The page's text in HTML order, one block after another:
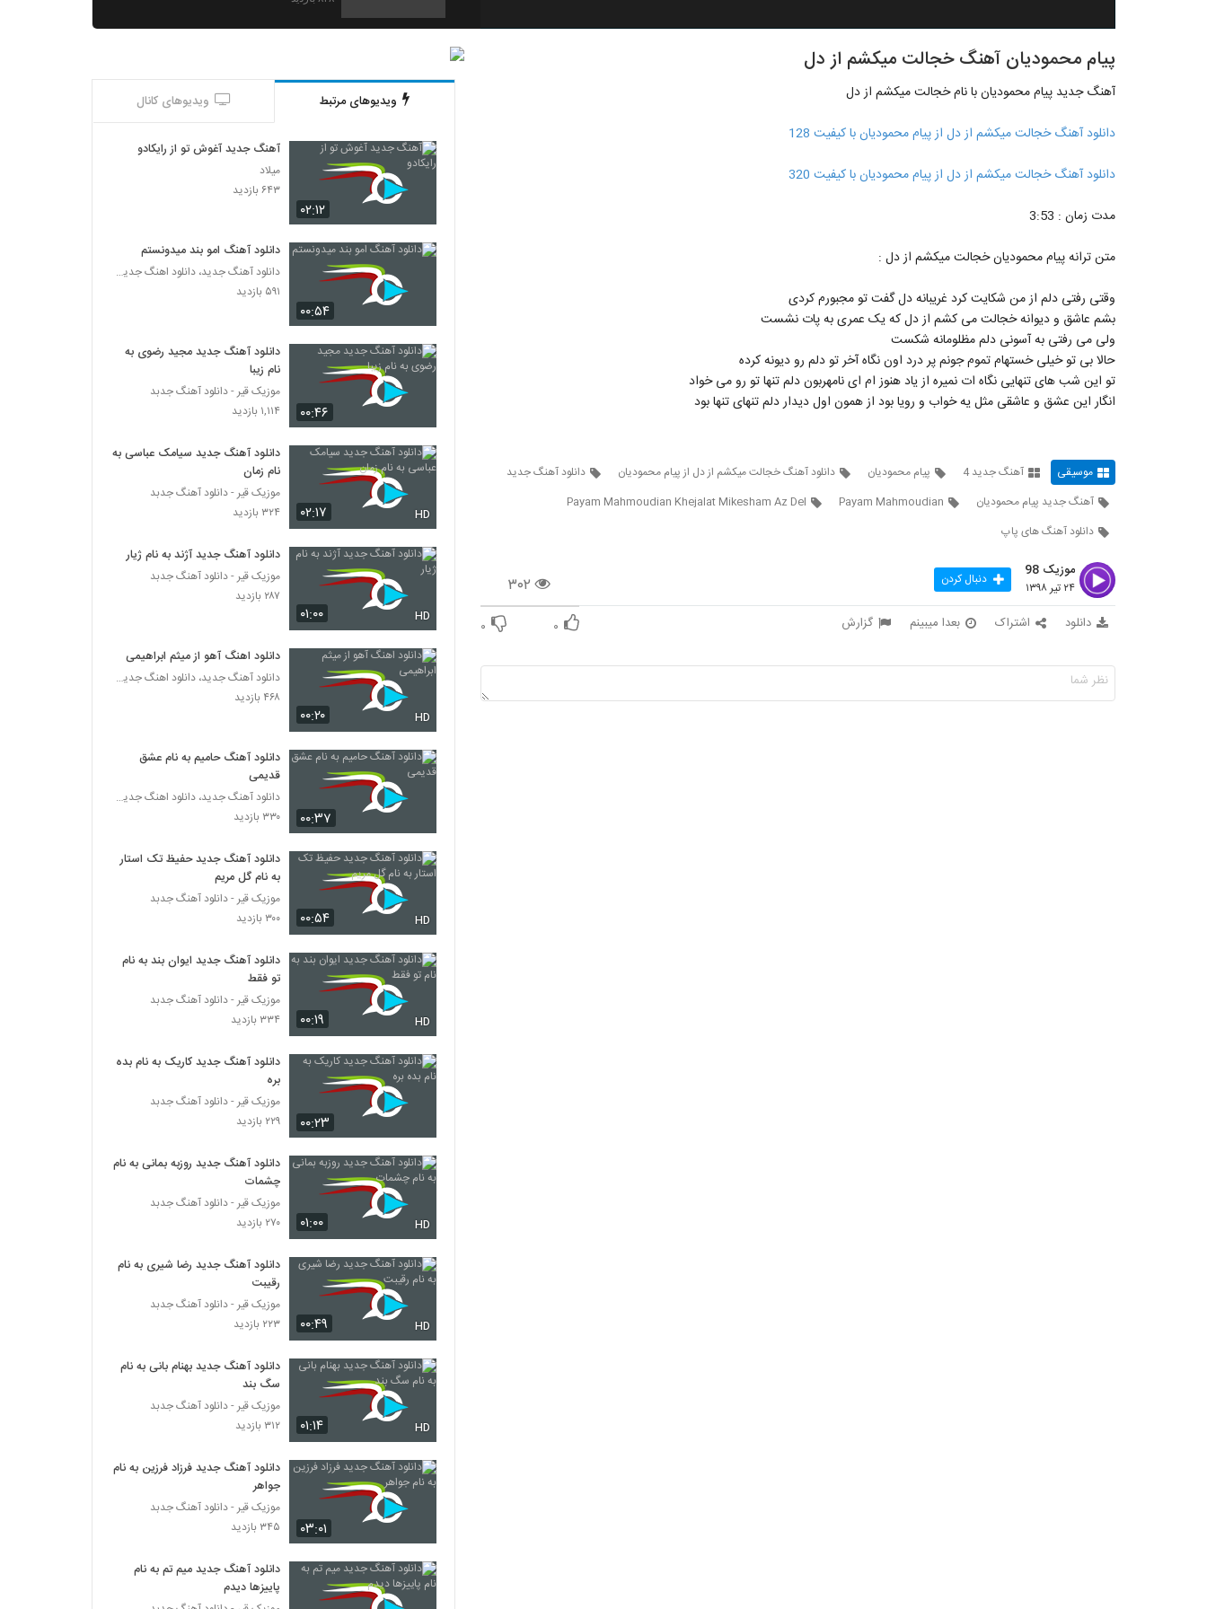
4791
دانلود آهنگ جدید و زیبای طالب قاسمی با نام
۳۱۵ بازدید
دانلود آهنگ ایمان نورافکن دیوونه
۲۵۹ بازدید
Mostafa Sameri Jane Jahan
۳۱۰ بازدید
آهنگ علی بختیاری بنام برای تو
۲۷۱ بازدید
دانلود آهنگ جدید و زیبای مجتبی جعفری با نام
عاشق کش
موزیک زیبای طرفدار از مهدی شکوهی
تورج دادیان آهنگ خوبه من
۲۷۵ بازدید
موزیک زیبای درسته که عاشقتم از پیام شیرزاد
دانلود آهنگ چیکار کردی از یابین
۳۳۲ بازدید
پیام محمودیان آهنگ خجالت میکشم از دل
آهنگ جدید پیام محمودیان با نام خجالت میکشم از دل
دانلود آهنگ خجالت میکشم از دل از پیام محمودیان با کیفیت 128
دانلود آهنگ خجالت میکشم از دل از پیام محمودیان با کیفیت 320
مدت زمان : 3:53
متن ترانه پیام محمودیان خجالت میکشم از دل :
وقتی رفتی دلم از من شکایت کرد غریبانه دل گفت تو مجبورم کردی
بشم عاشق و دیوانه خجالت می کشم از دل که یک عمری به پات نشست
ولی می رفتی به آسونی دلم مظلومانه شکست
حالا بی تو خیلی خستهام تموم جونم پر درد اون نگاه آخر تو دلم رو دیونه کرده
تو این شب های تنهایی نگاه ات نمیره از یاد هنوز ام ای نامهربون دلم تنها تو رو می خواد
انگار این عشق و عاشقی مثل یه خواب و رویا بود از همون اول دیدار دلم تنهای تنها بود
موسیقی آهنگ جدید 4 پیام محمودیان دانلود آهنگ خجالت میکشم از دل از پیام محمودیان
دانلود آهنگ جدید
آهنگ جدید پیام محمودیان
Payam Mahmoudian
Payam Mahmoudian Khejalat Mikesham Az Del
دانلود آهنگ های پاپ
۳۰۲
موزیک 98
۲۴ تیر ۱۳۹۸ دنبال کردن
دانلود اشتراک بعدا میبینم گزارش ۰ ۰
ویدیوهای مرتبط ویدیوهای کانال
۰۲:۱۲
آهنگ جدید آغوش تو از رایکادو
میلاد
۶۴۳ بازدید
۰۰:۵۴
دانلود آهنگ امو بند میدونستم
دانلود آهنگ جدید، دانلود اهنگ جدید ایرانی
۵۹۱ بازدید
۰۰:۴۶
دانلود آهنگ جدید مجید رضوی به
نام زیبا
موزیک قیر - دانلود آهنگ جدبد
۱,۱۱۴ بازدید
۰۲:۱۷ HD
دانلود آهنگ جدید سیامک عباسی به
نام زمان
موزیک قیر - دانلود آهنگ جدبد
۳۲۴ بازدید
۰۱:۰۰ HD
دانلود آهنگ جدید آژند به نام ژیار
موزیک قیر - دانلود آهنگ جدبد
۲۸۷ بازدید
۰۰:۲۰ HD
دانلود اهنگ آهو از میثم ابراهیمی
دانلود آهنگ جدید، دانلود اهنگ جدید ایرانی
۴۶۸ بازدید
۰۰:۳۷
دانلود آهنگ حامیم به نام عشق
قدیمی
دانلود آهنگ جدید، دانلود اهنگ جدید ایرانی
۳۳۰ بازدید
۰۰:۵۴ HD
دانلود آهنگ جدید حفیظ تک استار
به نام گل مریم
موزیک قیر - دانلود آهنگ جدبد
۳۰۰ بازدید
۰۰:۱۹ HD
دانلود آهنگ جدید ایوان بند به نام
تو فقط
موزیک قیر - دانلود آهنگ جدبد
۳۳۴ بازدید
۰۰:۲۳
دانلود آهنگ جدید کاریک به نام بده
بره
موزیک قیر - دانلود آهنگ جدبد
۲۲۹ بازدید
۰۱:۰۰ HD
دانلود آهنگ جدید روزبه بمانی به نام
چشمات
موزیک قیر - دانلود آهنگ جدبد
۲۷۰ بازدید
۰۰:۴۹ HD
دانلود آهنگ جدید رضا شیری به نام
رقیبت
موزیک قیر - دانلود آهنگ جدبد
۲۲۳ بازدید
۰۱:۱۴ HD
دانلود آهنگ جدید بهنام بانی به نام
سگ بند
موزیک قیر - دانلود آهنگ جدبد
۳۱۲ بازدید
۰۳:۰۱
دانلود آهنگ جدید فرزاد فرزین به نام
جواهر
موزیک قیر - دانلود آهنگ جدبد
۳۴۵ بازدید
دانلود آهنگ جدید میم تم به نام
پاییزها دیدم